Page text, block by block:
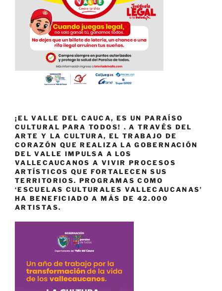
¡EL VALLE DEL CAUCA, ES UN PARAÍSO
CULTURAL PARA TODOS! . A TRAVÉS DEL
ARTE Y LA CULTURA, EL TRABAJO DE
CORAZÓN QUE REALIZA LA GOBERNACIÓN
DEL VALLE IMPULSA A LOS
VALLECAUCANOS A VIVIR PROCESOS
ARTÍSTICOS QUE FORTALECEN SUS
TERRITORIOS. PROGRAMAS COMO
‘ESCUELAS CULTURALES VALLECAUCANAS’
HA BENEFICIADO A MÁS DE 42.000
ARTISTAS.